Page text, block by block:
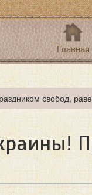
Главная
свобод,